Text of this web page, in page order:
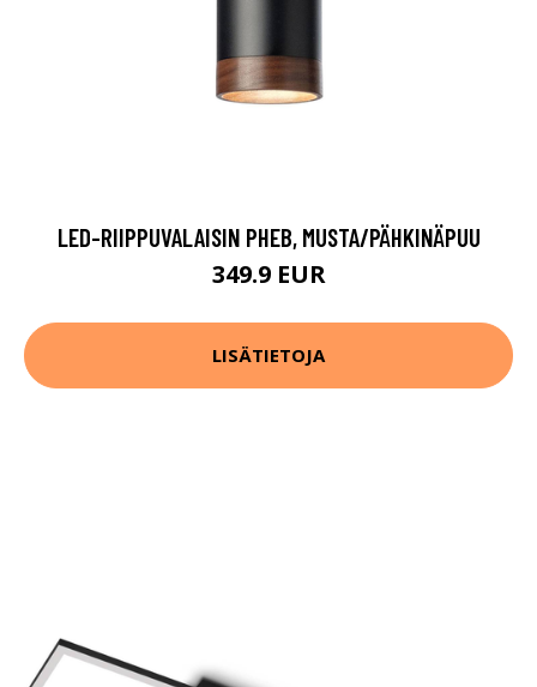
LED-RIIPPUVALAISIN PHEB, MUSTA/PÄHKINÄPUU
349.9 EUR
LISÄTIETOJA